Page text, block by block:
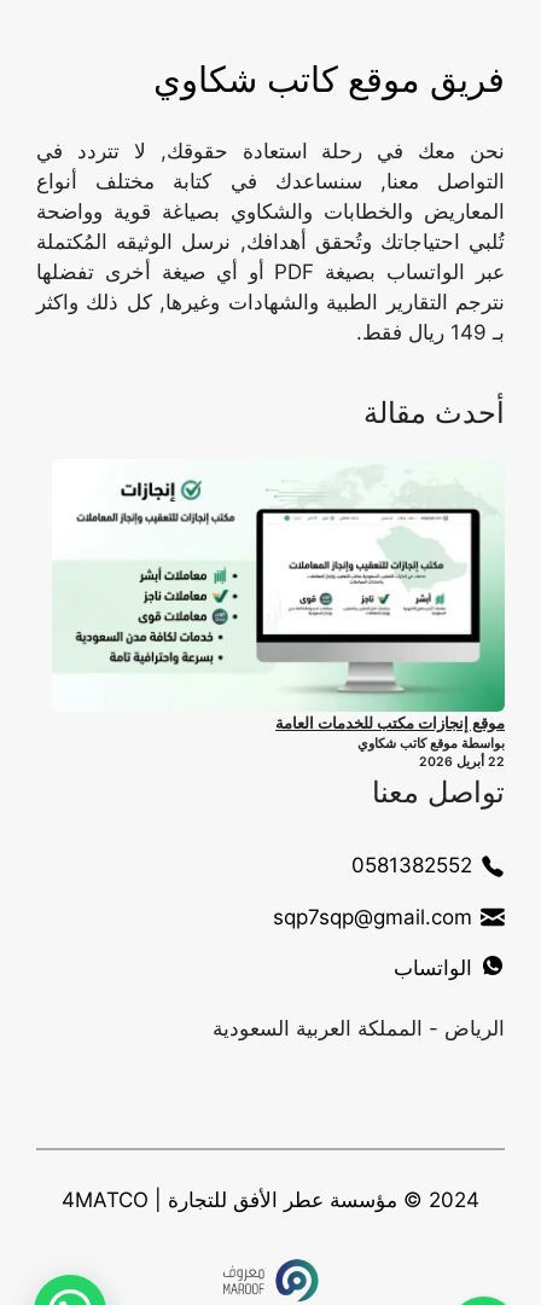
فريق موقع كاتب شكاوي
نحن معك في رحلة استعادة حقوقك, لا تتردد في
التواصل معنا, سنساعدك في كتابة مختلف أنواع
المعاريض والخطابات والشكاوي بصياغة قوية وواضحة
تُلبي احتياجاتك وتُحقق أهدافك, نرسل الوثيقه المُكتملة
عبر الواتساب بصيغة PDF أو أي صيغة أخرى تفضلها
نترجم التقارير الطبية والشهادات وغيرها, كل ذلك واكثر
بـ 149 ريال فقط.
أحدث مقالة
موقع إنجازات مكتب للخدمات العامة
بواسطة موقع كاتب شكاوي
22 أبريل 2026
تواصل معنا
0581382552
sqp7sqp@gmail.com
الواتساب
الرياض - المملكة العربية السعودية
2024 © مؤسسة عطر الأفق للتجارة | 4MATCO